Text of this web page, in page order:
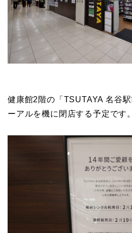
健康館2階の「TSUTAYA 名谷
ーアルを機に閉店する予定です。